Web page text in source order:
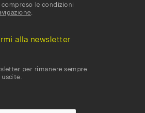
le condizioni
alla newsletter
per rimanere sempre